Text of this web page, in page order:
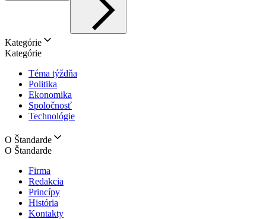
Kategórie
Kategórie
Téma týždňa
Politika
Ekonomika
Spoločnosť
Technológie
O Štandarde
O Štandarde
Firma
Redakcia
Princípy
História
Kontakty